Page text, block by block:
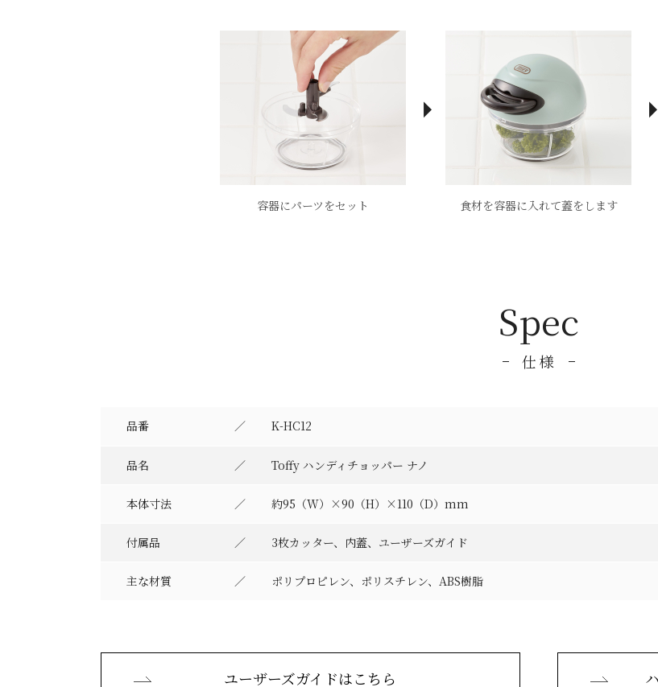
容器にパーツをセット 食材を容器に入れて蓋をします
Spec
仕様
品番 K-HC12
品名 Toffy ハンディチョッパー ナノ
本体寸法 約95（W）×90（H）×110（D）mm
付属品 3枚カッター、内蓋、ユーザーズガイド
主な材質 ポリプロピレン、ポリスチレン、ABS樹脂
ユーザーズガイドはこちら